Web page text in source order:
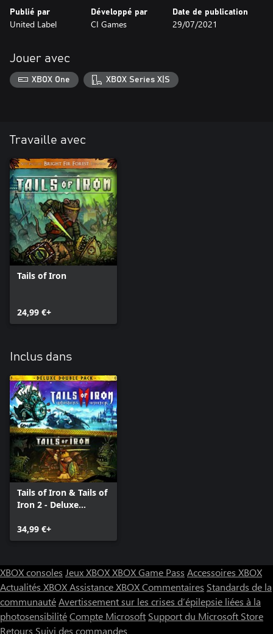
Publié par
United Label
Développé par
CI Games
Date de publication
29/07/2021
Jouer avec
XBOX One XBOX Series X|S
Travaille avec
Tails of Iron
24,99 €+
Inclus dans
Tails of Iron & Tails of
Iron 2 - Deluxe
34,99 €+
XBOX consoles Jeux XBOXXBOX Game Pass Accessoires XBOX
Actualités XBOXAssistance XBOXCommentaires Standards de la
communautéAvertissement sur les crises d’épilepsie liées à la
photosensibilitéCompte Microsoft Support du Microsoft Store
Retours Suivi des commandes